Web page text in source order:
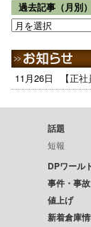
過去記事（月別）
11月26日 【正
話題
短報
DPワール
事件・事故
値上げ
新着倉庫